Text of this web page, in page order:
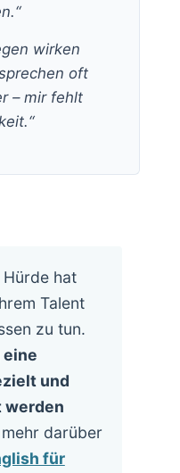
wirken
oft
– mir fehlt
Hürde hat
Talent
zu tun.
und
werden
darüber
für